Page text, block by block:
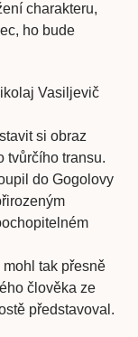
charakteru,
ho bude
Vasiljevič
si obraz
tvůrčího transu.
do Gogolovy
tak přesně
člověka ze
představoval.